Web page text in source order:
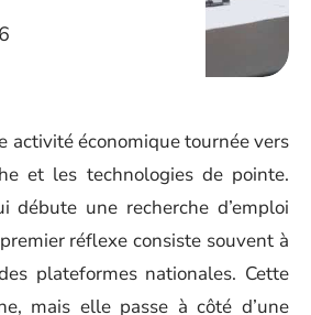
activité économique tournée vers
et les technologies de pointe.
débute une recherche d’emploi
réflexe consiste souvent à
plateformes nationales. Cette
mais elle passe à côté d’une